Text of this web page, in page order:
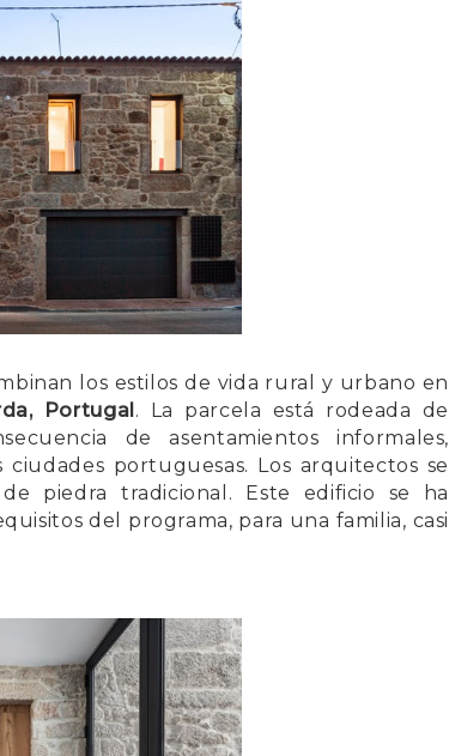
los estilos de vida rural y urbano en
Portugal. La parcela está rodeada de
de asentamientos informales,
portuguesas. Los arquitectos se
piedra tradicional. Este edificio se ha
del programa, para una familia, casi